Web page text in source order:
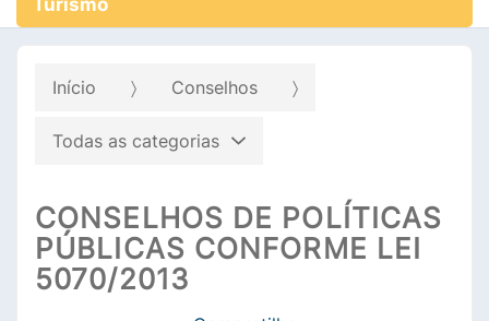
Turismo
Início Conselhos
Todas as categorias
CONSELHOS DE POLÍTICAS
PÚBLICAS CONFORME LEI
5070/2013